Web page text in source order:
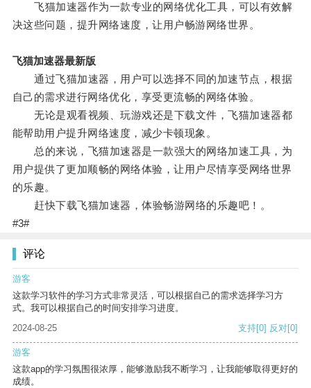
飞猫加速器作为一款专业的网络优化工具，可以有效解
决这些问题，提升网络速度，让用户畅游网络世界。
飞猫加速器最新版
通过飞猫加速器，用户可以选择不同的加速节点，根据
自己的需求进行网络优化，享受更流畅的网络体验。
无论是观看视频、玩游戏还是下载文件，飞猫加速器都
能帮助用户提升网络速度，减少卡顿现象。
总的来说，飞猫加速器是一款强大的网络加速工具，为
用户提供了更加顺畅的网络体验，让用户尽情享受网络世界
的乐趣。
赶快下载飞猫加速器，体验畅游网络的乐趣吧！。
#3#
评论
游客
这款学习软件的学习方式非常灵活，可以根据自己的需求选择学习方
式。我可以根据自己的时间安排学习进度。
2024-08-25
支持[0] 反对[0]
游客
这款app的学习氛围很浓厚，能够激励我不断学习，让我能够取得更好的
成绩。